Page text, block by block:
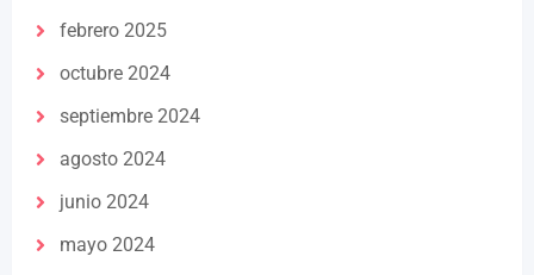
febrero 2025
octubre 2024
septiembre 2024
agosto 2024
junio 2024
mayo 2024